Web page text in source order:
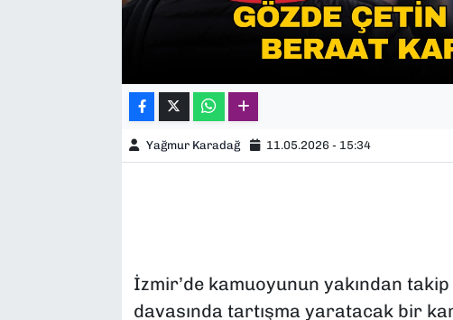
Yağmur Karadağ 11.05.2026 - 15:34
İzmir’de kamuoyunun yakından
davasında tartışma yaratacak bir